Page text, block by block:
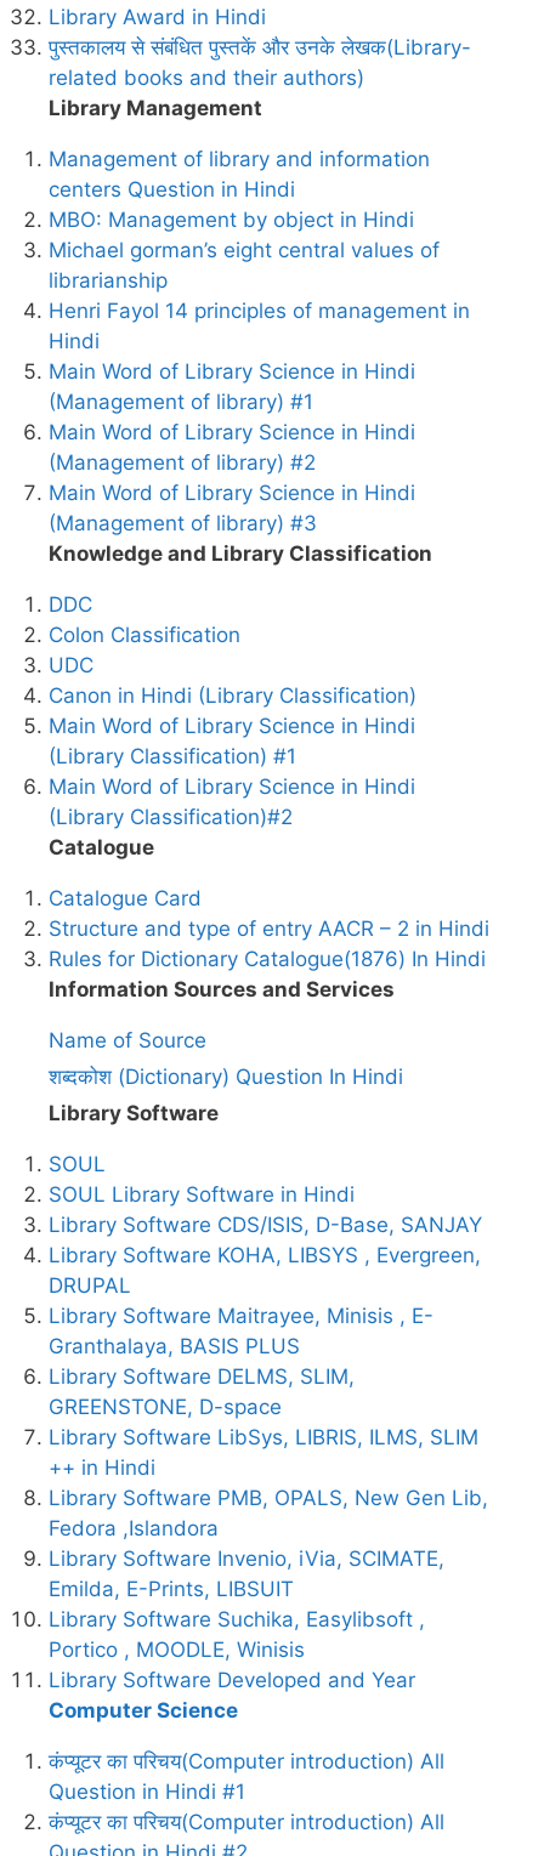
Library Award in Hindi
पुस्तकालय से संबंधित पुस्तकें और उनके लेखक(Library-
related books and their authors)
Library Management
Management of library and information
centers Question in Hindi
MBO: Management by object in Hindi
Michael gorman’s eight central values of
librarianship
Henri Fayol 14 principles of management in
Hindi
Main Word of Library Science in Hindi
(Management of library) #1
Main Word of Library Science in Hindi
(Management of library) #2
Main Word of Library Science in Hindi
(Management of library) #3
Knowledge and Library Classification
DDC
Colon Classification
UDC
Canon in Hindi (Library Classification)
Main Word of Library Science in Hindi
(Library Classification) #1
Main Word of Library Science in Hindi
(Library Classification)#2
Catalogue
Catalogue Card
Structure and type of entry AACR – 2 in Hindi
Rules for Dictionary Catalogue(1876) In Hindi
Information Sources and Services
Name of Source
शब्दकोश (Dictionary) Question In Hindi
Library Software
SOUL
SOUL Library Software in Hindi
Library Software CDS/ISIS, D-Base, SANJAY
Library Software KOHA, LIBSYS , Evergreen,
DRUPAL
Library Software Maitrayee, Minisis , E-
Granthalaya, BASIS PLUS
Library Software DELMS, SLIM,
GREENSTONE, D-space
Library Software LibSys, LIBRIS, ILMS, SLIM
++ in Hindi
Library Software PMB, OPALS, New Gen Lib,
Fedora ,Islandora
Library Software Invenio, iVia, SCIMATE,
Emilda, E-Prints, LIBSUIT
Library Software Suchika, Easylibsoft ,
Portico , MOODLE, Winisis
Library Software Developed and Year
Computer Science
कंप्यूटर का परिचय(Computer introduction) All
Question in Hindi #1
कंप्यूटर का परिचय(Computer introduction) All